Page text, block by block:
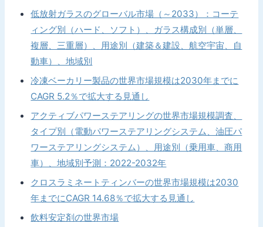
低放射ガラスのグローバル市場（～2033）：コーテ
ィング別（ハード、ソフト）、ガラス構成別（単層、
複層、三重層）、用途別（建築＆建設、航空宇宙、自
動車）、地域別
冷凍ベーカリー製品の世界市場規模は2030年までに
CAGR 5.2％で拡大する見通し
アクティブパワーステアリングの世界市場規模調査、
タイプ別（電動パワーステアリングシステム、油圧パ
ワーステアリングシステム）、用途別（乗用車、商用
車）、地域別予測：2022-2032年
クロスラミネートティンバーの世界市場規模は2030
年までにCAGR 14.68％で拡大する見通し
飲料安定剤の世界市場